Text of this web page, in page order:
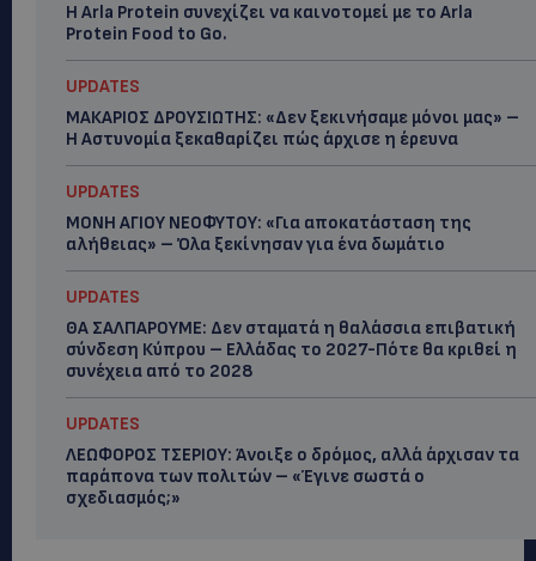
Η Arla Protein συνεχίζει να καινοτομεί με το Arla
Protein Food to Go.
UPDATES
ΜΑΚΑΡΙΟΣ ΔΡΟΥΣΙΩΤΗΣ: «Δεν ξεκινήσαμε μόνοι μας» –
Η Αστυνομία ξεκαθαρίζει πώς άρχισε η έρευνα
UPDATES
ΜΟΝΗ ΑΓΙΟΥ ΝΕΟΦΥΤΟΥ: «Για αποκατάσταση της
αλήθειας» – Όλα ξεκίνησαν για ένα δωμάτιο
UPDATES
ΘΑ ΣΑΛΠΑΡΟΥΜΕ: Δεν σταματά η θαλάσσια επιβατική
σύνδεση Κύπρου – Ελλάδας το 2027-Πότε θα κριθεί η
συνέχεια από το 2028
UPDATES
ΛΕΩΦΟΡΟΣ ΤΣΕΡΙΟΥ: Άνοιξε ο δρόμος, αλλά άρχισαν τα
παράπονα των πολιτών – «Έγινε σωστά ο
σχεδιασμός;»